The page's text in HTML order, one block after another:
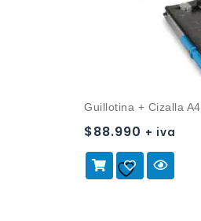
Guillotina + Cizalla A4
$88.990 + iva